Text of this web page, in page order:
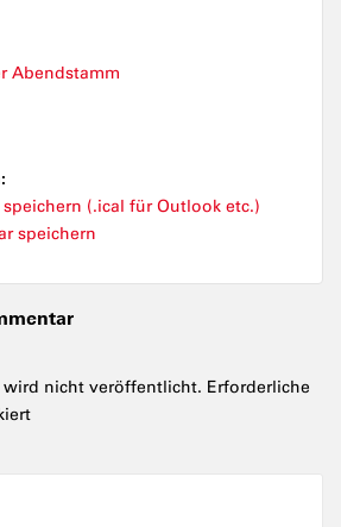
Abendstamm
(.ical für Outlook etc.)
speichern
wird nicht veröffentlicht. Erforderliche